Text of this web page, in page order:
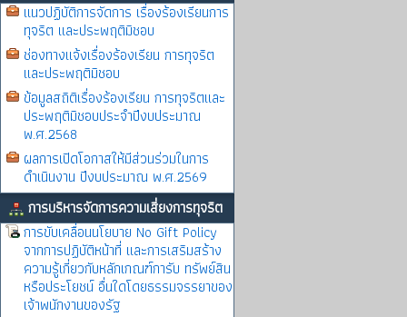
แนวปฏิบัติการจัดการ เรื่องร้องเรียนการ
ทุจริต และประพฤติมิชอบ
ช่องทางแจ้งเรื่องร้องเรียน การทุจริต
และประพฤติมิชอบ
ข้อมูลสถิติเรื่องร้องเรียน การทุจริตและ
ประพฤติมิชอบประจำปีงบประมาณ
พ.ศ.2568
ผลการเปิดโอกาสให้มีส่วนร่วมในการ
ดำเนินงาน ปีงบประมาณ พ.ศ.2569
การบริหารจัดการความเสี่ยงการทุจริต
การขับเคลื่อนนโยบาย No Gift Policy
จากการปฏิบัติหน้าที่ และการเสริมสร้าง
ความรู้เกี่ยวกับหลักเกณฑ์การับ ทรัพย์สิน
หรือประโยชน์ อื่นใดโดยธรรมจรรยาของ
เจ้าพนักงานของรัฐ